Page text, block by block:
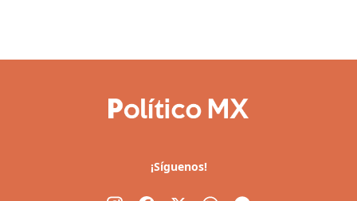
¡Síguenos!